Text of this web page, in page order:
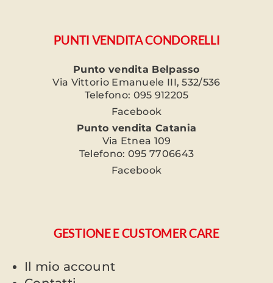
PUNTI VENDITA CONDORELLI
Punto vendita Belpasso
Via Vittorio Emanuele III, 532/536
Telefono: 095 912205
Facebook
Punto vendita Catania
Via Etnea 109
Telefono: 095 7706643
Facebook
GESTIONE E CUSTOMER CARE
Il mio account